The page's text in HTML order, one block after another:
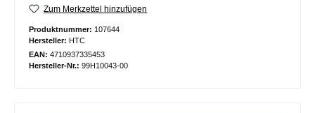
Zum Merkzettel hinzufügen
Produktnummer: 107644
Hersteller: HTC
EAN: 4710937335453
Hersteller-Nr.: 99H10043-00